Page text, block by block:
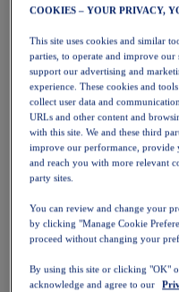
COOKIES – YOUR PRIVACY,
This site uses cookies and similar
parties, to operate and improve our
support our advertising and
experience. These cookies and
collect user data and
URLs and other content and
with this site. We and these third
improve our performance, provide
and reach you with more relevant
party sites.
You can review and change your
by clicking "Manage Cookie
proceed without changing your
By using this site or clicking "OK"
acknowledge and agree to our